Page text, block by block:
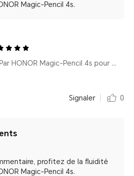
Magic-Pencil 4s.
Par HONOR Magic-Pencil 4s pour HONOR MagicPad4
Signaler 0
profitez de la fluidité
Magic-Pencil 4s.